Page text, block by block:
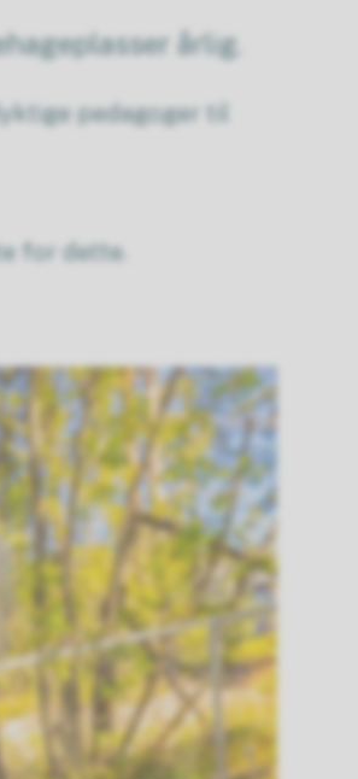
årlig.
pedagoger til
for dette.